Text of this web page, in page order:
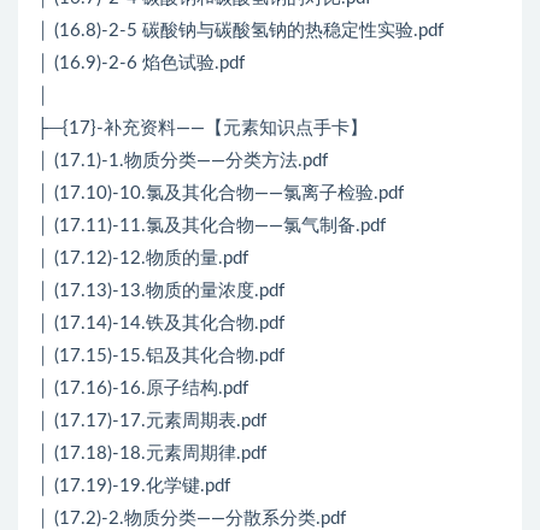
│ (16.8)-2-5 碳酸钠与碳酸氢钠的热稳定性实验.pdf
│ (16.9)-2-6 焰色试验.pdf
├─{17}-补充资料——【元素知识点手卡】
│ (17.1)-1.物质分类——分类方法.pdf
│ (17.10)-10.氯及其化合物——氯离子检验.pdf
│ (17.11)-11.氯及其化合物——氯气制备.pdf
│ (17.12)-12.物质的量.pdf
│ (17.13)-13.物质的量浓度.pdf
│ (17.14)-14.铁及其化合物.pdf
│ (17.15)-15.铝及其化合物.pdf
│ (17.16)-16.原子结构.pdf
│ (17.17)-17.元素周期表.pdf
│ (17.18)-18.元素周期律.pdf
│ (17.19)-19.化学键.pdf
│ (17.2)-2.物质分类——分散系分类.pdf